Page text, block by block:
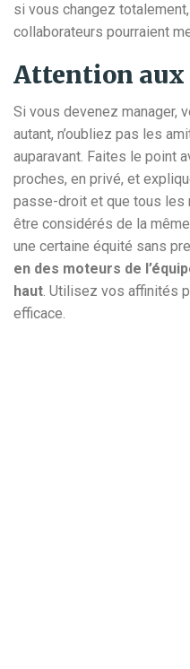
si vous changez
collaborateurs pourraient
Attention
Si vous devenez manager,
autant, n’oubliez pas les
auparavant. Faites le point
proches, en privé, et
passe-droit et que tous les
être considérés de la
une certaine équité sans
en des moteurs de
haut. Utilisez vos affinités
efficace.